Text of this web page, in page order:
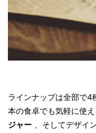
ラインナップは全部で4
本の食卓でも気軽に使
ジャー 、そしてデザイ